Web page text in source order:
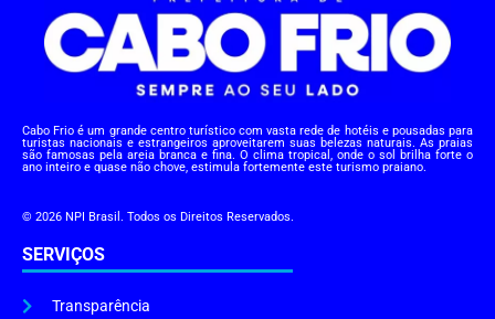
Cabo Frio é um grande centro turístico com vasta rede de hotéis e pousadas para
turistas nacionais e estrangeiros aproveitarem suas belezas naturais. As praias
são famosas pela areia branca e fina. O clima tropical, onde o sol brilha forte o
ano inteiro e quase não chove, estimula fortemente este turismo praiano.
© 2026 NPI Brasil. Todos os Direitos Reservados.
SERVIÇOS
Transparência